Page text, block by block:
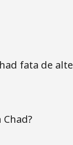
fata de alte